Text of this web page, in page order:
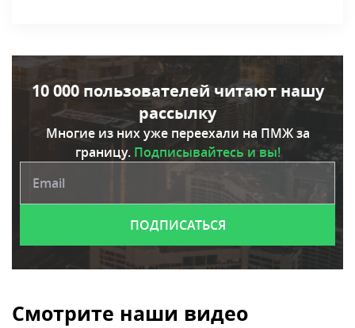
10 000 пользователей читают нашу
рассылку
Многие из них уже переехали на ПМЖ за
границу. Подписывайтесь и вы!
Смотрите наши видео